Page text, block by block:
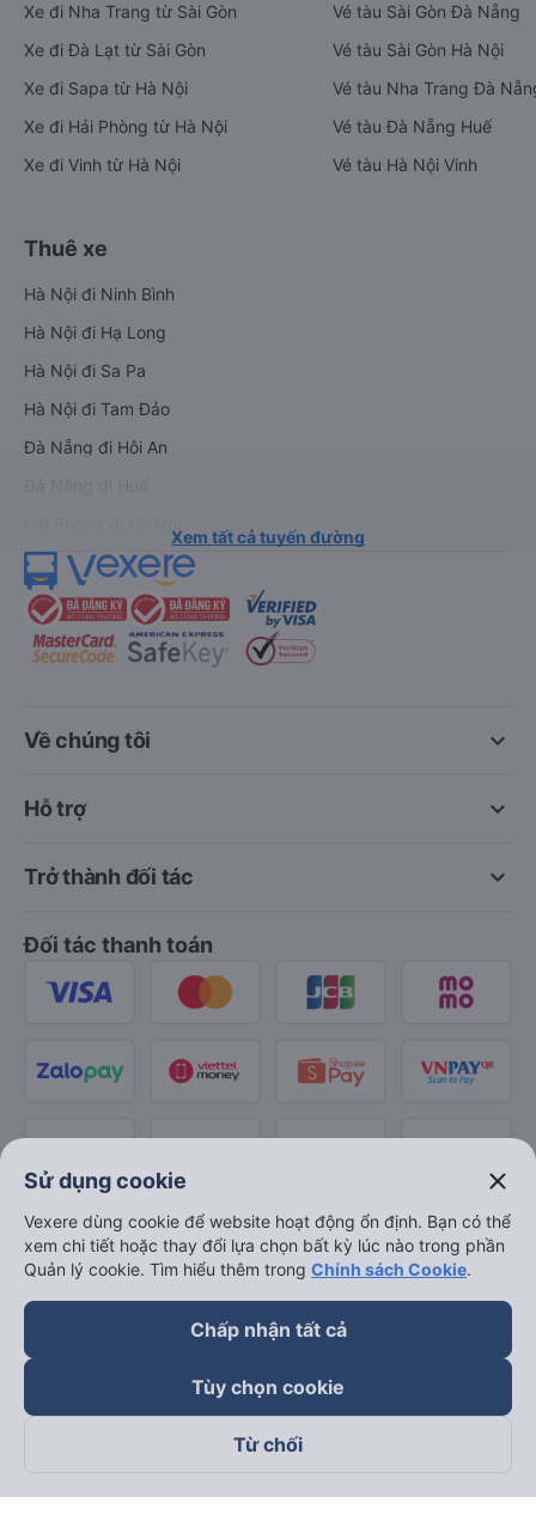
Xe đi Nha Trang từ Sài Gòn
Xe đi Đà Lạt từ Sài Gòn
Xe đi Sapa từ Hà Nội
Xe đi Hải Phòng từ Hà Nội
Xe đi Vinh từ Hà Nội
Vé tàu Sài Gòn Đà Nẵng
Vé tàu Sài Gòn Hà Nội
Vé tàu Nha Trang Đà
Vé tàu Đà Nẵng Huế
Vé tàu Hà Nội Vinh
Thuê xe
Hà Nội đi Ninh Bình
Hà Nội đi Hạ Long
Hà Nội đi Sa Pa
Hà Nội đi Tam Đảo
Đà Nẵng đi Hội An
Xem tất cả tuyến đường
keyboard_arrow_down
Về chúng tôi
keyboard_arrow_down
Hỗ trợ
keyboard_arrow_down
Trở thành đối tác
Đối tác thanh toán
Theo dõi chúng tôi trên
Sử dụng cookie close
Vexere dùng cookie để website hoạt động ổn định. Bạn có thể
xem chi tiết hoặc thay đổi lựa chọn bất kỳ lúc nào trong phần
Quản lý cookie. Tìm hiểu thêm trong Chính sách Cookie.
Chấp nhận tất cả
Tùy chọn cookie
Từ chối